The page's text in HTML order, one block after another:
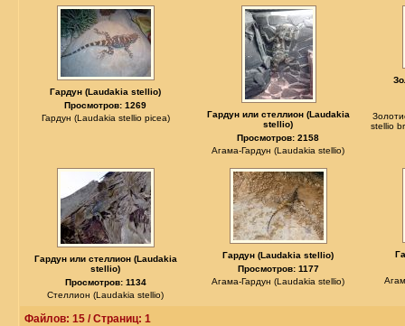
Гардун (Laudakia stellio)
Просмотров: 1269
Гардун (Laudakia stellio picea)
Гардун или стеллион (Laudakia
stellio)
Просмотров: 2158
Агама-Гардун (Laudakia stellio)
stellio
Гардун или стеллион (Laudakia
stellio)
Просмотров: 1134
Стеллион (Laudakia stellio)
Гардун (Laudakia stellio)
Просмотров: 1177
Агама-Гардун (Laudakia stellio)
Файлов: 15 / Страниц: 1